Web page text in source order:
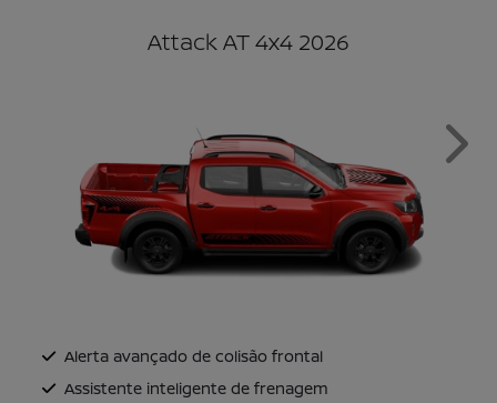
Attack AT 4x4 2026
Alerta avançado de colisão frontal
Assistente inteligente de frenagem
Next